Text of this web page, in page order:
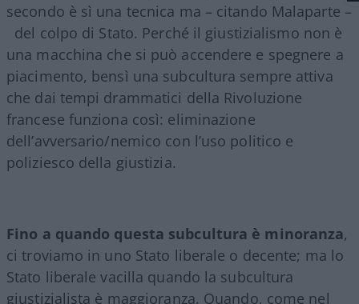
secondo è sì una tecnica ma – citando Malaparte –
del colpo di Stato. Perché il giustizialismo non è
una macchina che si può accendere e spegnere a
piacimento, bensì una subcultura sempre attiva
che dai tempi drammatici della Rivoluzione
francese funziona così: eliminazione
dell’avversario/nemico con l’uso politico e
poliziesco della giustizia.
Fino a quando questa subcultura è minoranza,
ci troviamo in uno Stato liberale o decente; ma lo
Stato liberale vacilla quando la subcultura
giustizialista è maggioranza. Quando, come nel